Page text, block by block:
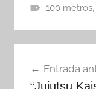
100 metros,
de
Entrada
“Jujutsu